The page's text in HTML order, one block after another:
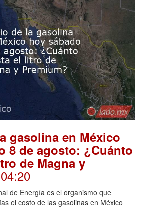
gasolina en México
8 de agosto: ¿Cuánto
de Magna y
de Energía es el organismo que
el costo de las gasolinas en México